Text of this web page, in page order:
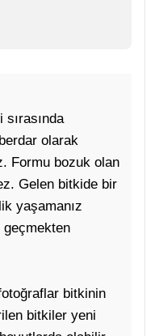
olarak
Formu bozuk olan
Gelen bitkide bir
yaşamanız
bitkinin
bitkiler yeni